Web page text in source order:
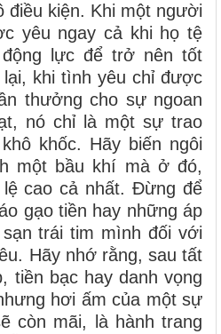
kiện. Khi một người
yêu ngay cả khi họ tệ
lực để trở nên tốt
khi tình yêu chỉ được
thưởng cho sự ngoan
nó chỉ là một sự trao
khốc. Hãy biến ngôi
một bầu khí mà ở đó,
lệ cao cả nhất. Đừng để
gạo tiền hay những áp
trái tim mình đối với
Hãy nhớ rằng, sau tất
tiền bạc hay danh vọng
hơi ấm của một sự
còn mãi, là hành trang